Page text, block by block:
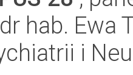
hab. Ewa
i